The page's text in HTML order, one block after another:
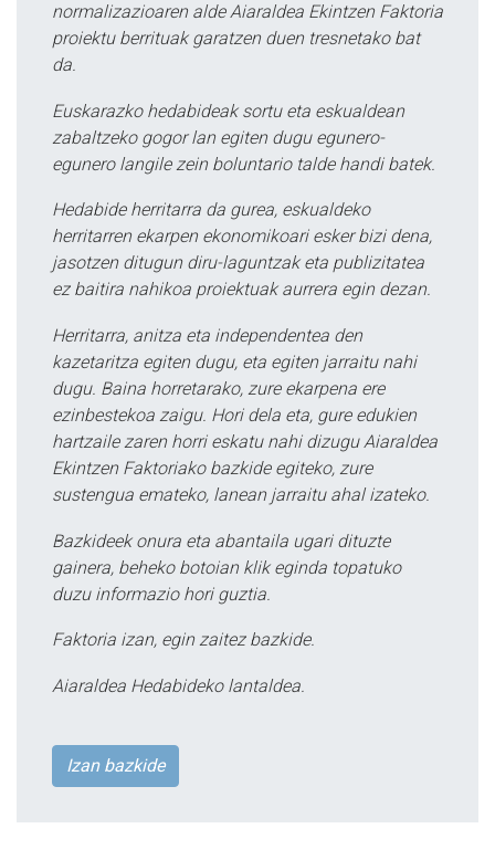
normalizazioaren alde Aiaraldea Ekintzen Faktoria
proiektu berrituak garatzen duen tresnetako bat
da.
Euskarazko hedabideak sortu eta eskualdean
zabaltzeko gogor lan egiten dugu egunero-
egunero langile zein boluntario talde handi batek.
Hedabide herritarra da gurea, eskualdeko
herritarren ekarpen ekonomikoari esker bizi dena,
jasotzen ditugun diru-laguntzak eta publizitatea
ez baitira nahikoa proiektuak aurrera egin dezan.
Herritarra, anitza eta independentea den
kazetaritza egiten dugu, eta egiten jarraitu nahi
dugu. Baina horretarako, zure ekarpena ere
ezinbestekoa zaigu. Hori dela eta, gure edukien
hartzaile zaren horri eskatu nahi dizugu Aiaraldea
Ekintzen Faktoriako bazkide egiteko, zure
sustengua emateko, lanean jarraitu ahal izateko.
Bazkideek onura eta abantaila ugari dituzte
gainera, beheko botoian klik eginda topatuko
duzu informazio hori guztia.
Faktoria izan, egin zaitez bazkide.
Aiaraldea Hedabideko lantaldea.
Izan bazkide